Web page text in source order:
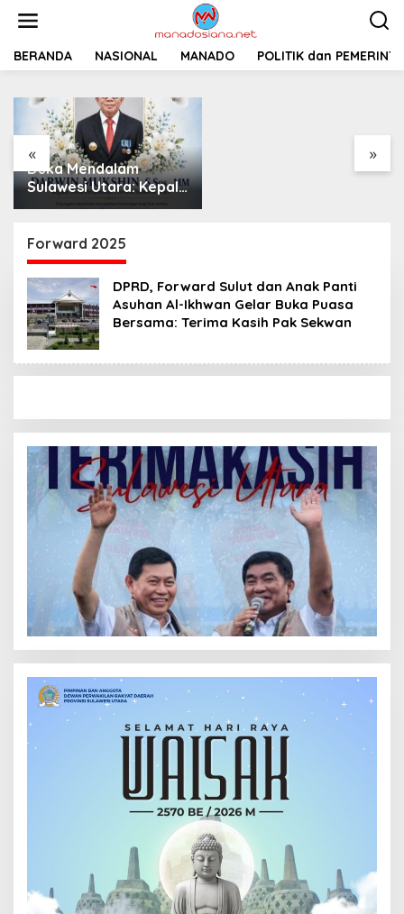
t
BERANDA NASIONAL MANADO POLITIK dan
« »
Duka Mendalam
Sulawesi Utara: Kepala
Dinas Perkebunan
Meninggal Dunia
Pemprov Sulut
Siapkan 2 Opsi
Forward 2025
DPRD, Forward Sulut dan Anak Panti
Asuhan Al-Ikhwan Gelar Buka Puasa
Bersama: Terima Kasih Pak Sekwan